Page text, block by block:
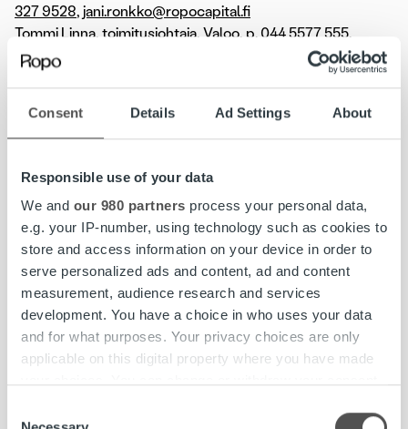
Consent Details Ad Settings About
Responsible use of your data
We and our 980 partners process your personal data,
e.g. your IP-number, using technology such as cookies to
store and access information on your device in order to
serve personalized ads and content, ad and content
measurement, audience research and services
development. You have a choice in who uses your data
and for what purposes. Your privacy choices are only
applicable on this digital property where you have made
the Privacy trigger icon.
327 9528, jani.ronkko@ropocapital.fi
Tommi Linna, toimitusjohtaja, Valoo, p.044 5577 555,
tommi.linna@valoo.fi
Valooon suomalainen valokuituyhtiö, jonka missiona on
tehdä Suomesta kansainväliset mitat täyttävä
tiedonsiirtoyhteys mahdollisimman moneen
suomalaistalouteen. Digitaalisessa maailmassa
valokuituyhteys on sähkön, veden ja viemäröinnin
kaltainen osa perusinfrastruktuuria, johon jokaisella on
oikeus. www.valoo.fi .
Ropo Capital on johtava laskun elinkaari- ja
rahoituspalveluiden tarjoaja Suomessa. Palvelumme kattaa
koko laskun elinkaaren hallinnan laskujen välityksestä
edelläkävijänä – toimintamallimme pohjautuu omaan